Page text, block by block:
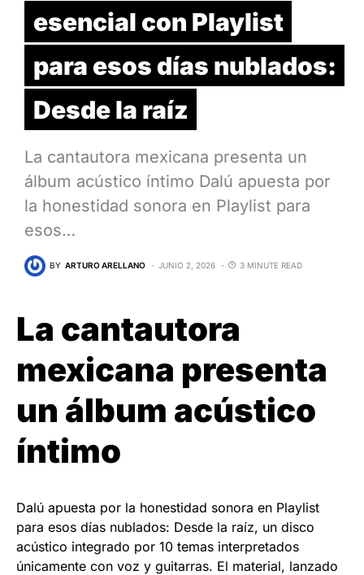
esencial con Playlist
para esos días nublados:
Desde la raíz
La cantautora mexicana presenta un
álbum acústico íntimo Dalú apuesta por
la honestidad sonora en Playlist para
esos…
BY ARTURO ARELLANO JUNIO 2, 2026 3 MINUTE READ
La cantautora
mexicana presenta
un álbum acústico
íntimo
Dalú apuesta por la honestidad sonora en Playlist
para esos días nublados: Desde la raíz, un disco
acústico integrado por 10 temas interpretados
únicamente con voz y guitarras. El material, lanzado